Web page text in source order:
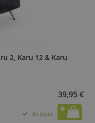
2, Karu 12 & Karu
39,95 €
En stock